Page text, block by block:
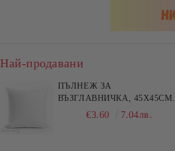
Калъфка за възглавница ,
едноцветна, 100% памук,
различни цветове по избор
€4.00 7.82лв.
Най-продавани
ПЪЛНЕЖ ЗА
ВЪЗГЛАВНИЧКА, 45X45СМ.
€3.60 7.04лв.